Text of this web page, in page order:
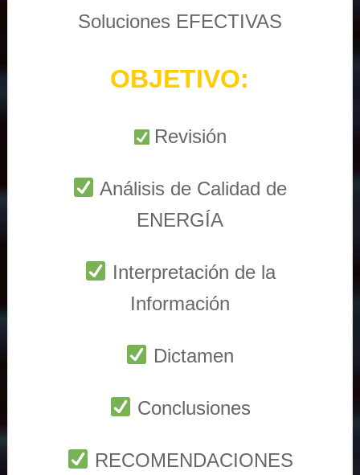
Soluciones EFECTIVAS
OBJETIVO:
Revisión
Análisis de Calidad de
ENERGÍA
Interpretación de la
Información
Dictamen
Conclusiones
RECOMENDACIONES